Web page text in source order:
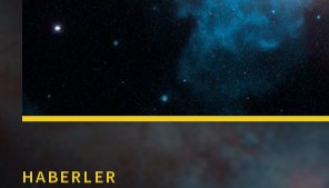
HABERLER